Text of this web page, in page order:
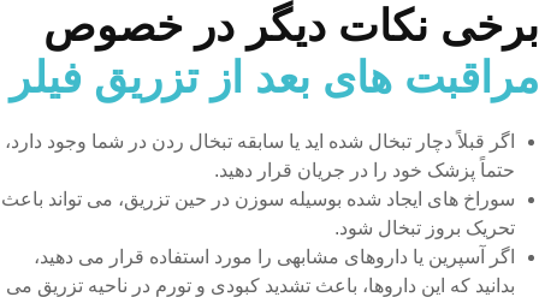
برخی نکات دیگر در خصوص
مراقبت های بعد از تزریق فیلر
اگر قبلاً دچار تبخال شده اید یا سابقه تبخال ردن در شما وجود دارد،
حتماً پزشک خود را در جریان قرار دهید.
سوراخ های ایجاد شده بوسیله سوزن در حین تزریق، می تواند باعث
تحریک بروز تبخال شود.
اگر آسپرین یا داروهای مشابهی را مورد استفاده قرار می دهید،
بدانید که این داروها، باعث تشدید کبودی و تورم در ناحیه تزریق می